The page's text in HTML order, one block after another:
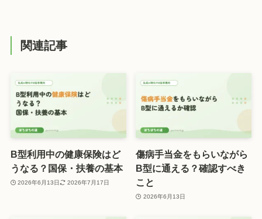
関連記事
B型利用中の健康保険はど
うなる？国保・扶養の基本
2026年6月13日 2026年7月17日
傷病手当金をもらいながら
B型に通える？確認すべき
こと
2026年6月13日